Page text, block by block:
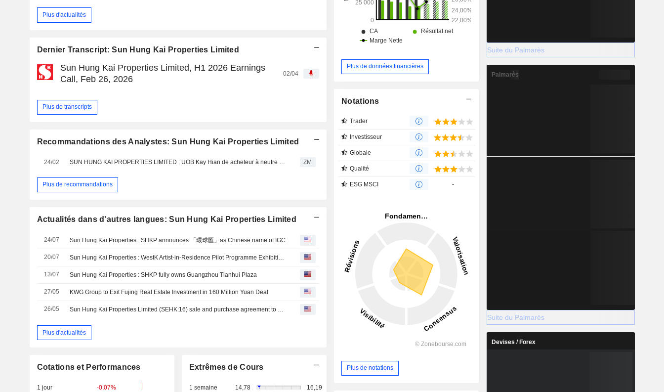
Plus d'actualités
Dernier Transcript: Sun Hung Kai Properties Limited
Sun Hung Kai Properties Limited, H1 2026 Earnings
Call, Feb 26, 2026
02/04
Plus de transcripts
Recommandations des Analystes: Sun Hung Kai Properties Limited
24/02 ZM
Plus de recommandations
Actualités dans d'autres langues: Sun Hung Kai Properties Limited
24/07 Sun Hung Kai Properties : SHKP announces 「環球匯」as Chinese name of IGC
20/07 Sun Hung Kai Properties : WestK Artist-in-Residence Pilot Programme Exhibition OpeningChairman and Managing Director Raymond Kwok
13/07 Sun Hung Kai Properties : SHKP fully owns Guangzhou Tianhui Plaza
27/05 KWG Group to Exit Fujing Real Estate Investment in 160 Million Yuan Deal
26/05 Sun Hung Kai Properties Limited (SEHK:16) sale and purchase agreement to acquire 33.34% stake in Guangzhou Fujing Real Estate Development Co., Ltd. from Guangzhou R&F Properties Co., Ltd. for CNY 160 million.
Plus d'actualités
Cotations et Performances
1 jour -0,07%
Extrêmes de Cours
1 semaine 14,78 16,19
Plus de données financières
Notations
Trader
Investisseur
Globale
Qualité
ESG MSCI -
Plus de notations
Suite du Palmarès
Palmarès
Suite du Palmarès
Devises / Forex